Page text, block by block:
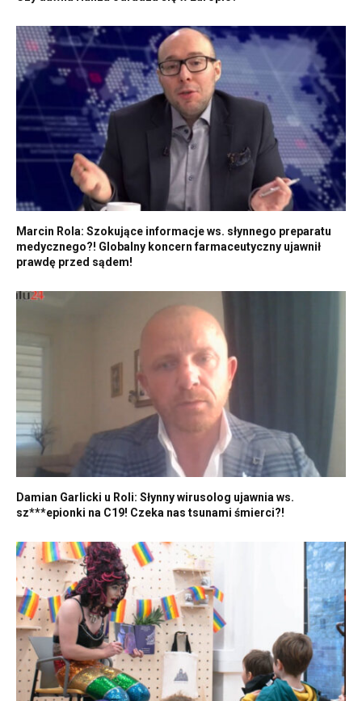
Marcin Rola: Szokujące informacje ws. słynnego preparatu
medycznego?! Globalny koncern farmaceutyczny ujawnił
prawdę przed sądem!
Damian Garlicki u Roli: Słynny wirusolog ujawnia ws.
sz***epionki na C19! Czeka nas tsunami śmierci?!